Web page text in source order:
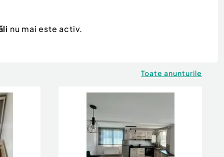
nu mai este activ.
Toate anunturile